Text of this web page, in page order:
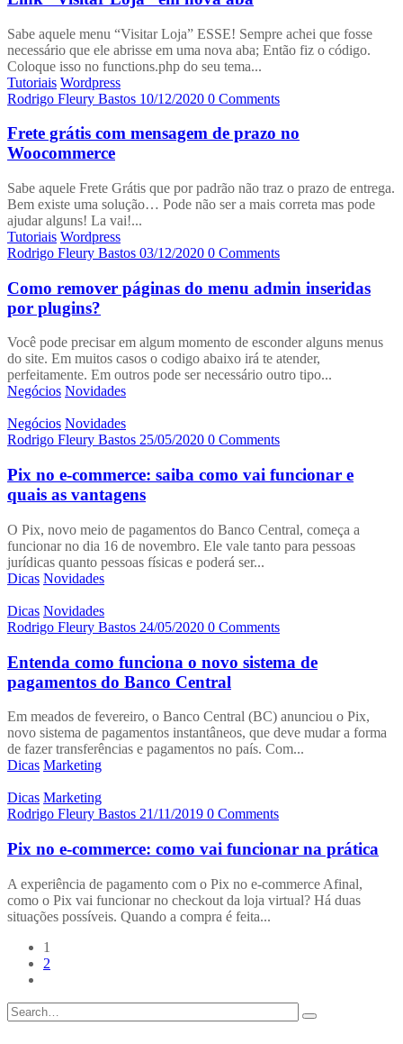
Sabe aquele menu “Visitar Loja” ESSE! Sempre achei que fosse
necessário que ele abrisse em uma nova aba; Então fiz o código.
Coloque isso no functions.php do seu tema...
Tutoriais Wordpress
Rodrigo Fleury Bastos 10/12/2020 0 Comments
Frete grátis com mensagem de prazo no
Woocommerce
Sabe aquele Frete Grátis que por padrão não traz o prazo de entrega.
Bem existe uma solução… Pode não ser a mais correta mas pode
ajudar alguns! La vai!...
Tutoriais Wordpress
Rodrigo Fleury Bastos 03/12/2020 0 Comments
Como remover páginas do menu admin inseridas
por plugins?
Você pode precisar em algum momento de esconder alguns menus
do site. Em muitos casos o codigo abaixo irá te atender,
perfeitamente. Em outros pode ser necessário outro tipo...
Negócios Novidades
Negócios Novidades
Rodrigo Fleury Bastos 25/05/2020 0 Comments
Pix no e-commerce: saiba como vai funcionar e
quais as vantagens
O Pix, novo meio de pagamentos do Banco Central, começa a
funcionar no dia 16 de novembro. Ele vale tanto para pessoas
jurídicas quanto pessoas físicas e poderá ser...
Dicas Novidades
Dicas Novidades
Rodrigo Fleury Bastos 24/05/2020 0 Comments
Entenda como funciona o novo sistema de
pagamentos do Banco Central
Em meados de fevereiro, o Banco Central (BC) anunciou o Pix,
novo sistema de pagamentos instantâneos, que deve mudar a forma
de fazer transferências e pagamentos no país. Com...
Dicas Marketing
Dicas Marketing
Rodrigo Fleury Bastos 21/11/2019 0 Comments
Pix no e-commerce: como vai funcionar na prática
A experiência de pagamento com o Pix no e-commerce Afinal,
como o Pix vai funcionar no checkout da loja virtual? Há duas
situações possíveis. Quando a compra é feita...
1
2